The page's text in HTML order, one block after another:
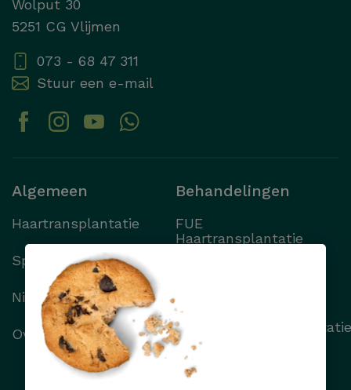
helpen?
Wolput 30
5251 CG Vlijmen
073 - 68 47 311
Stuur een e-mail
Algemeen
Haartransplantatie
Specialisten
Nieuws
Over Transhair
Behandelingen
FUE
Haartransplantatie
Wenkbrauwtransplantatie
Alle behandelingen